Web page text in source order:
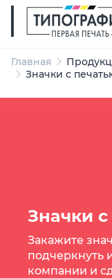
Главная
Значки с
Значки
Закажите
подчеркнуть
компании и